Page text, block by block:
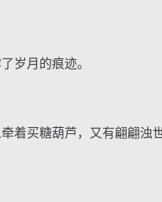
岁月的痕迹。
买糖葫芦，又有翩翩浊